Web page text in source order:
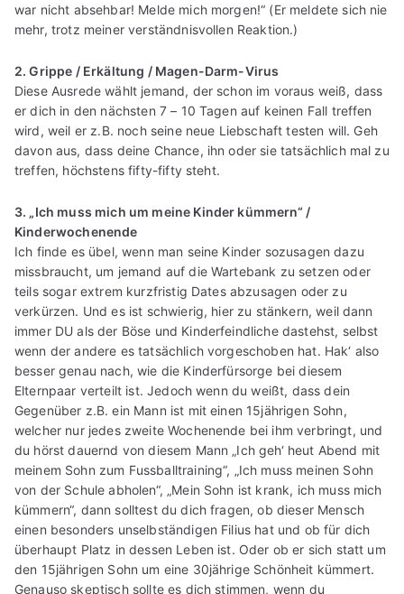
war nicht absehbar! Melde mich morgen!“ (Er meldete sich nie
mehr, trotz meiner verständnisvollen Reaktion.)
2. Grippe / Erkältung / Magen-Darm-Virus
Diese Ausrede wählt jemand, der schon im voraus weiß, dass
er dich in den nächsten 7 – 10 Tagen auf keinen Fall treffen
wird, weil er z.B. noch seine neue Liebschaft testen will. Geh
davon aus, dass deine Chance, ihn oder sie tatsächlich mal zu
treffen, höchstens fifty-fifty steht.
3. „Ich muss mich um meine Kinder kümmern“ /
Kinderwochenende
Ich finde es übel, wenn man seine Kinder sozusagen dazu
missbraucht, um jemand auf die Wartebank zu setzen oder
teils sogar extrem kurzfristig Dates abzusagen oder zu
verkürzen. Und es ist schwierig, hier zu stänkern, weil dann
immer DU als der Böse und Kinderfeindliche dastehst, selbst
wenn der andere es tatsächlich vorgeschoben hat. Hak‘ also
besser genau nach, wie die Kinderfürsorge bei diesem
Elternpaar verteilt ist. Jedoch wenn du weißt, dass dein
Gegenüber z.B. ein Mann ist mit einen 15jährigen Sohn,
welcher nur jedes zweite Wochenende bei ihm verbringt, und
du hörst dauernd von diesem Mann „Ich geh‘ heut Abend mit
meinem Sohn zum Fussballtraining“, „Ich muss meinen Sohn
von der Schule abholen“, „Mein Sohn ist krank, ich muss mich
kümmern“, dann solltest du dich fragen, ob dieser Mensch
einen besonders unselbständigen Filius hat und ob für dich
überhaupt Platz in dessen Leben ist. Oder ob er sich statt um
den 15jährigen Sohn um eine 30jährige Schönheit kümmert.
Genauso skeptisch sollte es dich stimmen, wenn du